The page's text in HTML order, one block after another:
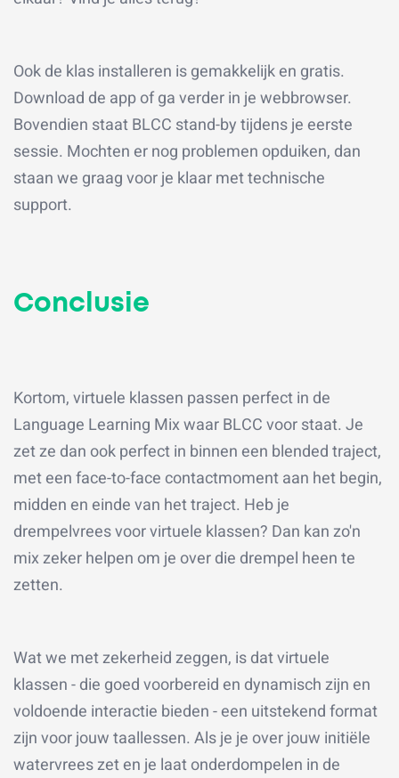
Ook de klas installeren is gemakkelijk en gratis.
Download de app of ga verder in je webbrowser.
Bovendien staat BLCC stand-by tijdens je eerste
sessie. Mochten er nog problemen opduiken, dan
staan we graag voor je klaar met technische
support.
Conclusie
Kortom, virtuele klassen passen perfect in de
Language Learning Mix waar BLCC voor staat. Je
zet ze dan ook perfect in binnen een blended traject,
met een face-to-face contactmoment aan het begin,
midden en einde van het traject. Heb je
drempelvrees voor virtuele klassen? Dan kan zo'n
mix zeker helpen om je over die drempel heen te
zetten.
Wat we met zekerheid zeggen, is dat virtuele
klassen - die goed voorbereid en dynamisch zijn en
voldoende interactie bieden - een uitstekend format
zijn voor jouw taallessen. Als je je over jouw initiële
watervrees zet en je laat onderdompelen in de